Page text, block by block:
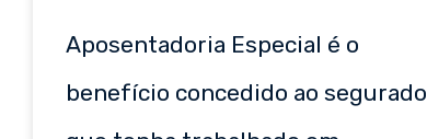
Aposentadoria Especial é o
benefício concedido ao segurado